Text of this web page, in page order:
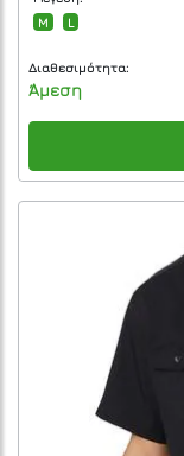
M
L
Διαθεσιμότητα:
Άμεση